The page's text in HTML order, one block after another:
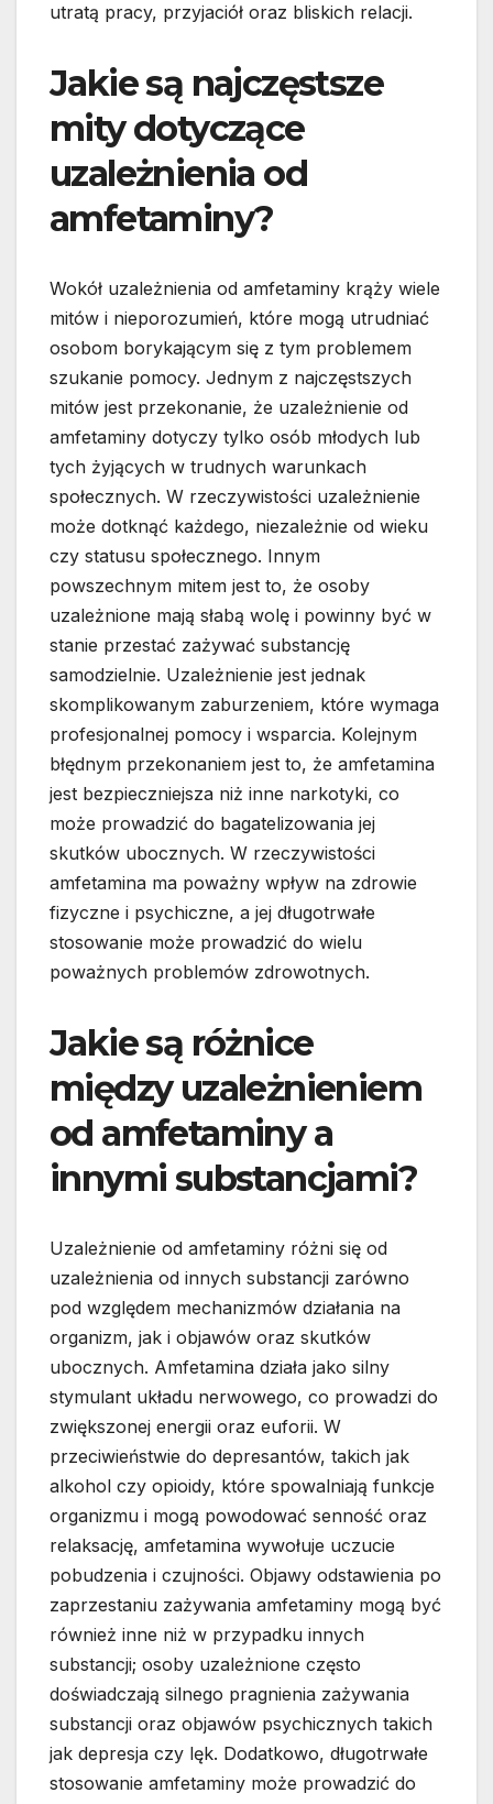
utratą pracy, przyjaciół oraz bliskich relacji.
Jakie są najczęstsze
mity dotyczące
uzależnienia od
amfetaminy?
Wokół uzależnienia od amfetaminy krąży wiele
mitów i nieporozumień, które mogą utrudniać
osobom borykającym się z tym problemem
szukanie pomocy. Jednym z najczęstszych
mitów jest przekonanie, że uzależnienie od
amfetaminy dotyczy tylko osób młodych lub
tych żyjących w trudnych warunkach
społecznych. W rzeczywistości uzależnienie
może dotknąć każdego, niezależnie od wieku
czy statusu społecznego. Innym
powszechnym mitem jest to, że osoby
uzależnione mają słabą wolę i powinny być w
stanie przestać zażywać substancję
samodzielnie. Uzależnienie jest jednak
skomplikowanym zaburzeniem, które wymaga
profesjonalnej pomocy i wsparcia. Kolejnym
błędnym przekonaniem jest to, że amfetamina
jest bezpieczniejsza niż inne narkotyki, co
może prowadzić do bagatelizowania jej
skutków ubocznych. W rzeczywistości
amfetamina ma poważny wpływ na zdrowie
fizyczne i psychiczne, a jej długotrwałe
stosowanie może prowadzić do wielu
poważnych problemów zdrowotnych.
Jakie są różnice
między uzależnieniem
od amfetaminy a
innymi substancjami?
Uzależnienie od amfetaminy różni się od
uzależnienia od innych substancji zarówno
pod względem mechanizmów działania na
organizm, jak i objawów oraz skutków
ubocznych. Amfetamina działa jako silny
stymulant układu nerwowego, co prowadzi do
zwiększonej energii oraz euforii. W
przeciwieństwie do depresantów, takich jak
alkohol czy opioidy, które spowalniają funkcje
organizmu i mogą powodować senność oraz
relaksację, amfetamina wywołuje uczucie
pobudzenia i czujności. Objawy odstawienia po
zaprzestaniu zażywania amfetaminy mogą być
również inne niż w przypadku innych
substancji; osoby uzależnione często
doświadczają silnego pragnienia zażywania
substancji oraz objawów psychicznych takich
jak depresja czy lęk. Dodatkowo, długotrwałe
stosowanie amfetaminy może prowadzić do